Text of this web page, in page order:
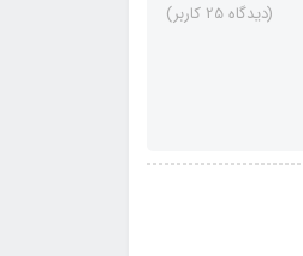
(دیدگاه 25 کاربر)